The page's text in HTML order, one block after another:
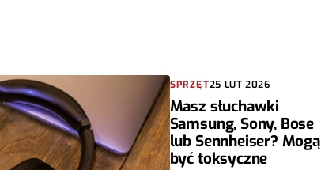
SPRZĘT25 LUT 2026
Masz słuchawki
Samsung, Sony, Bose
lub Sennheiser? Mogą
być toksyczne